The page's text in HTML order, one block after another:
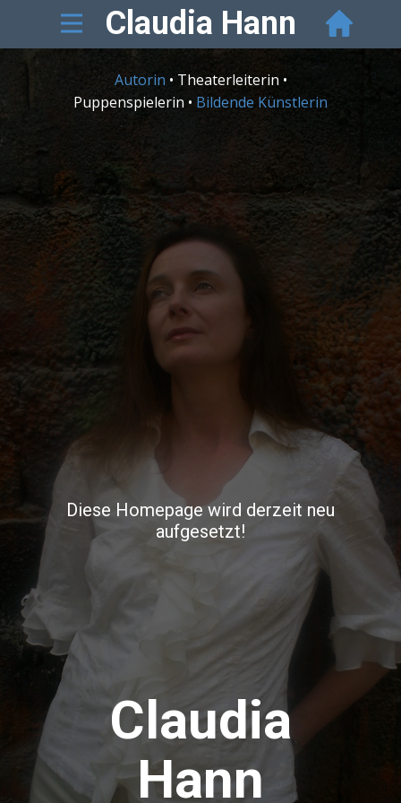
Claudia Hann
Autorin • Theaterleiterin •
Puppenspielerin • Bildende Künstlerin
Diese Homepage wird derzeit neu
aufgesetzt!
Claudia
Hann